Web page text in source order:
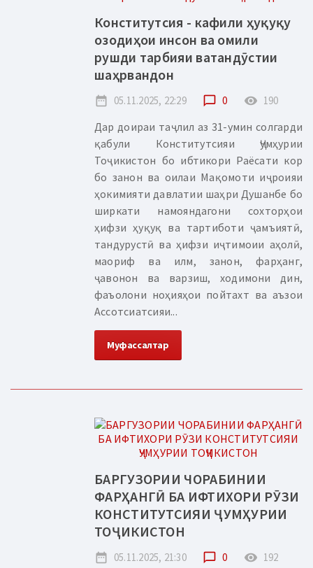
Конститутсия - кафили ҳуқуқу
озодиҳои инсон ва омили
рушди тарбияи ватандӯстии
шаҳрвандон
date_range 05.11.2025, 22:29 chat_bubble_outline 0 remove_red_eye 190
Дар доираи таҷлил аз 31-умин солгарди
қабули Конститутсияи Ҷумҳурии
Тоҷикистон бо ибтикори Раёсати кор
бо занон ва оилаи Мақомоти иҷроияи
ҳокимияти давлатии шаҳри Душанбе бо
ширкати намояндагони сохторҳои
ҳифзи ҳуқуқ ва тартиботи ҷамъиятӣ,
тандурустӣ ва ҳифзи иҷтимоии аҳолӣ,
маориф ва илм, занон, фарҳанг,
ҷавонон ва варзиш, ходимони дин,
фаъолони ноҳияҳои пойтахт ва аъзои
Ассотсиатсияи...
Муфассалтар
БАРГУЗОРИИ ЧОРАБИНИИ
ФАРҲАНГӢ БА ИФТИХОРИ РӮЗИ
КОНСТИТУТСИЯИ ҶУМҲУРИИ
ТОҶИКИСТОН
date_range 05.11.2025, 21:30 chat_bubble_outline 0 remove_red_eye 192